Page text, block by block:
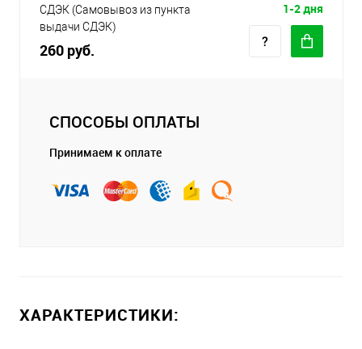
СДЭК (Самовывоз из пункта
выдачи СДЭК)
260 руб.
1-2 дня
СПОСОБЫ ОПЛАТЫ
Принимаем к оплате
ХАРАКТЕРИСТИКИ: